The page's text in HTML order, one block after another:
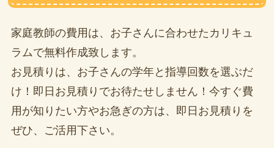
家庭教師の費用は、お子さんに合わせたカリキュ
ラムで無料作成致します。
お見積りは、お子さんの学年と指導回数を選ぶだ
け！即日お見積りでお待たせしません！今すぐ費
用が知りたい方やお急ぎの方は、即日お見積りを
ぜひ、ご活用下さい。